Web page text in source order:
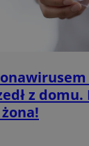
z domu.